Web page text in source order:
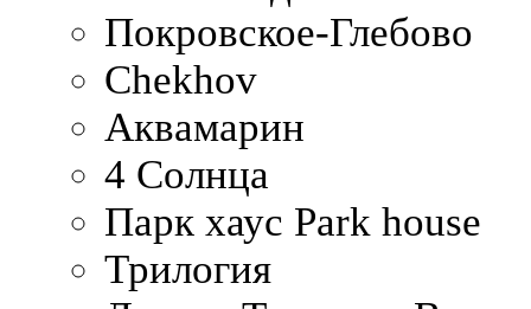
Покровское-Глебово
Chekhov
Аквамарин
4 Солнца
Парк хаус Park house
Трилогия